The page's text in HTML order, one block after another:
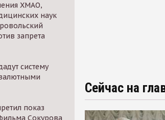
ХМАО,
наук
запрета
систему
показ
Сокурова
Сейчас на